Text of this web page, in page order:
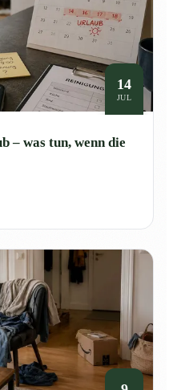
14
JUL
– was tun, wenn die